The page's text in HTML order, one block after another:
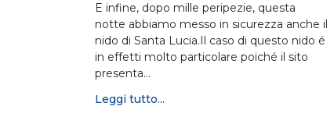
E infine, dopo mille peripezie, questa
notte abbiamo messo in sicurezza anche il
nido di Santa Lucia.Il caso di questo nido é
in effetti molto particolare poiché il sito
presenta…
Leggi tutto...